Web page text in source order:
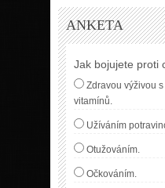
ANKETA
Jak bojujete proti
Zdravou výživou
vitamínů.
Užíváním
Otužováním.
Očkováním.